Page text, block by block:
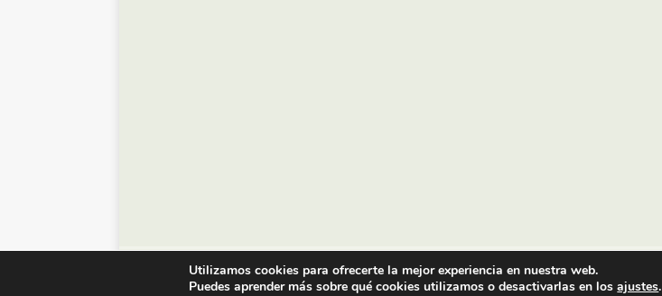
© Diario de Zaragoza - 2023
Utilizamos cookies para ofrecerte la mejor experiencia en nuestra web.
Puedes aprender más sobre qué cookies utilizamos o desactivarlas en losajustes.